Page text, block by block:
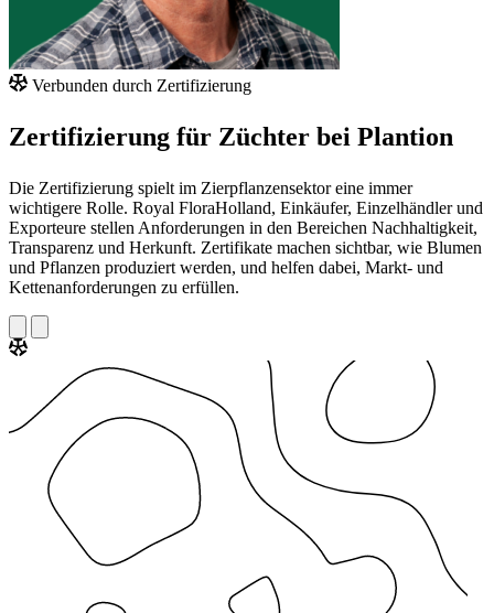
Verbunden durch Zertifizierung
Zertifizierung für Züchter bei Plantion
Die Zertifizierung spielt im Zierpflanzensektor eine immer
wichtigere Rolle. Royal FloraHolland, Einkäufer, Einzelhändler und
Exporteure stellen Anforderungen in den Bereichen Nachhaltigkeit,
Transparenz und Herkunft. Zertifikate machen sichtbar, wie Blumen
und Pflanzen produziert werden, und helfen dabei, Markt- und
Kettenanforderungen zu erfüllen.